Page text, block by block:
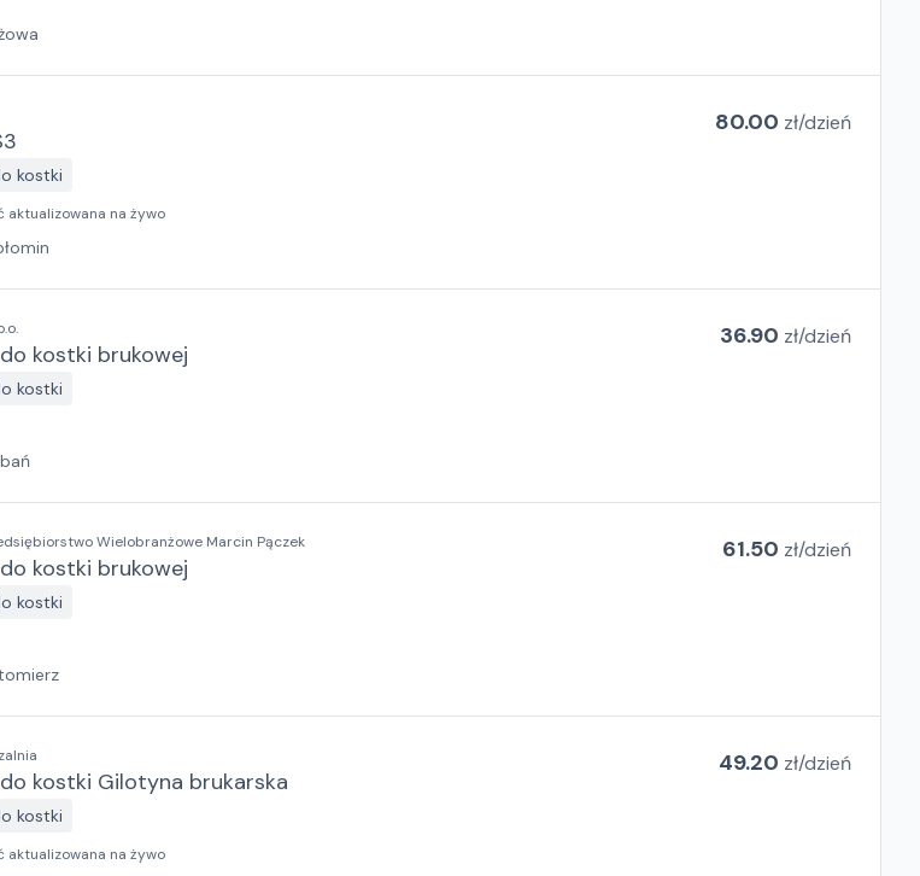
kostki
80.00 zł/dzień
aktualizowana na żywo
kostki brukowej
kostki
36.90 zł/dzień
Wielobranżowe Marcin Pączek
kostki brukowej
kostki
61.50 zł/dzień
kostki Gilotyna brukarska
kostki
49.20 zł/dzień
aktualizowana na żywo